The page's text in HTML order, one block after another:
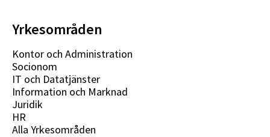
Yrkesområden
Kontor och Administration
Socionom
IT och Datatjänster
Information och Marknad
Juridik
HR
Alla Yrkesområden